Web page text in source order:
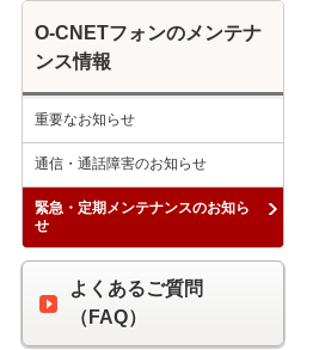
O-CNETフォンのメンテナ
ンス情報
重要なお知らせ
通信・通話障害のお知らせ
緊急・定期メンテナンスのお知ら
せ
よくあるご質問
（FAQ）